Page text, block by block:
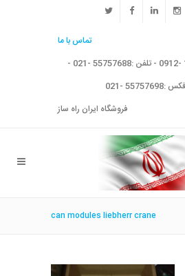
تماس با ما
تلفن :1506974 -0912 - تلفن :55757688 -021 -
فکس :55757698 -021
فروشگاه ایران راه ساز
can modules liebherr crane